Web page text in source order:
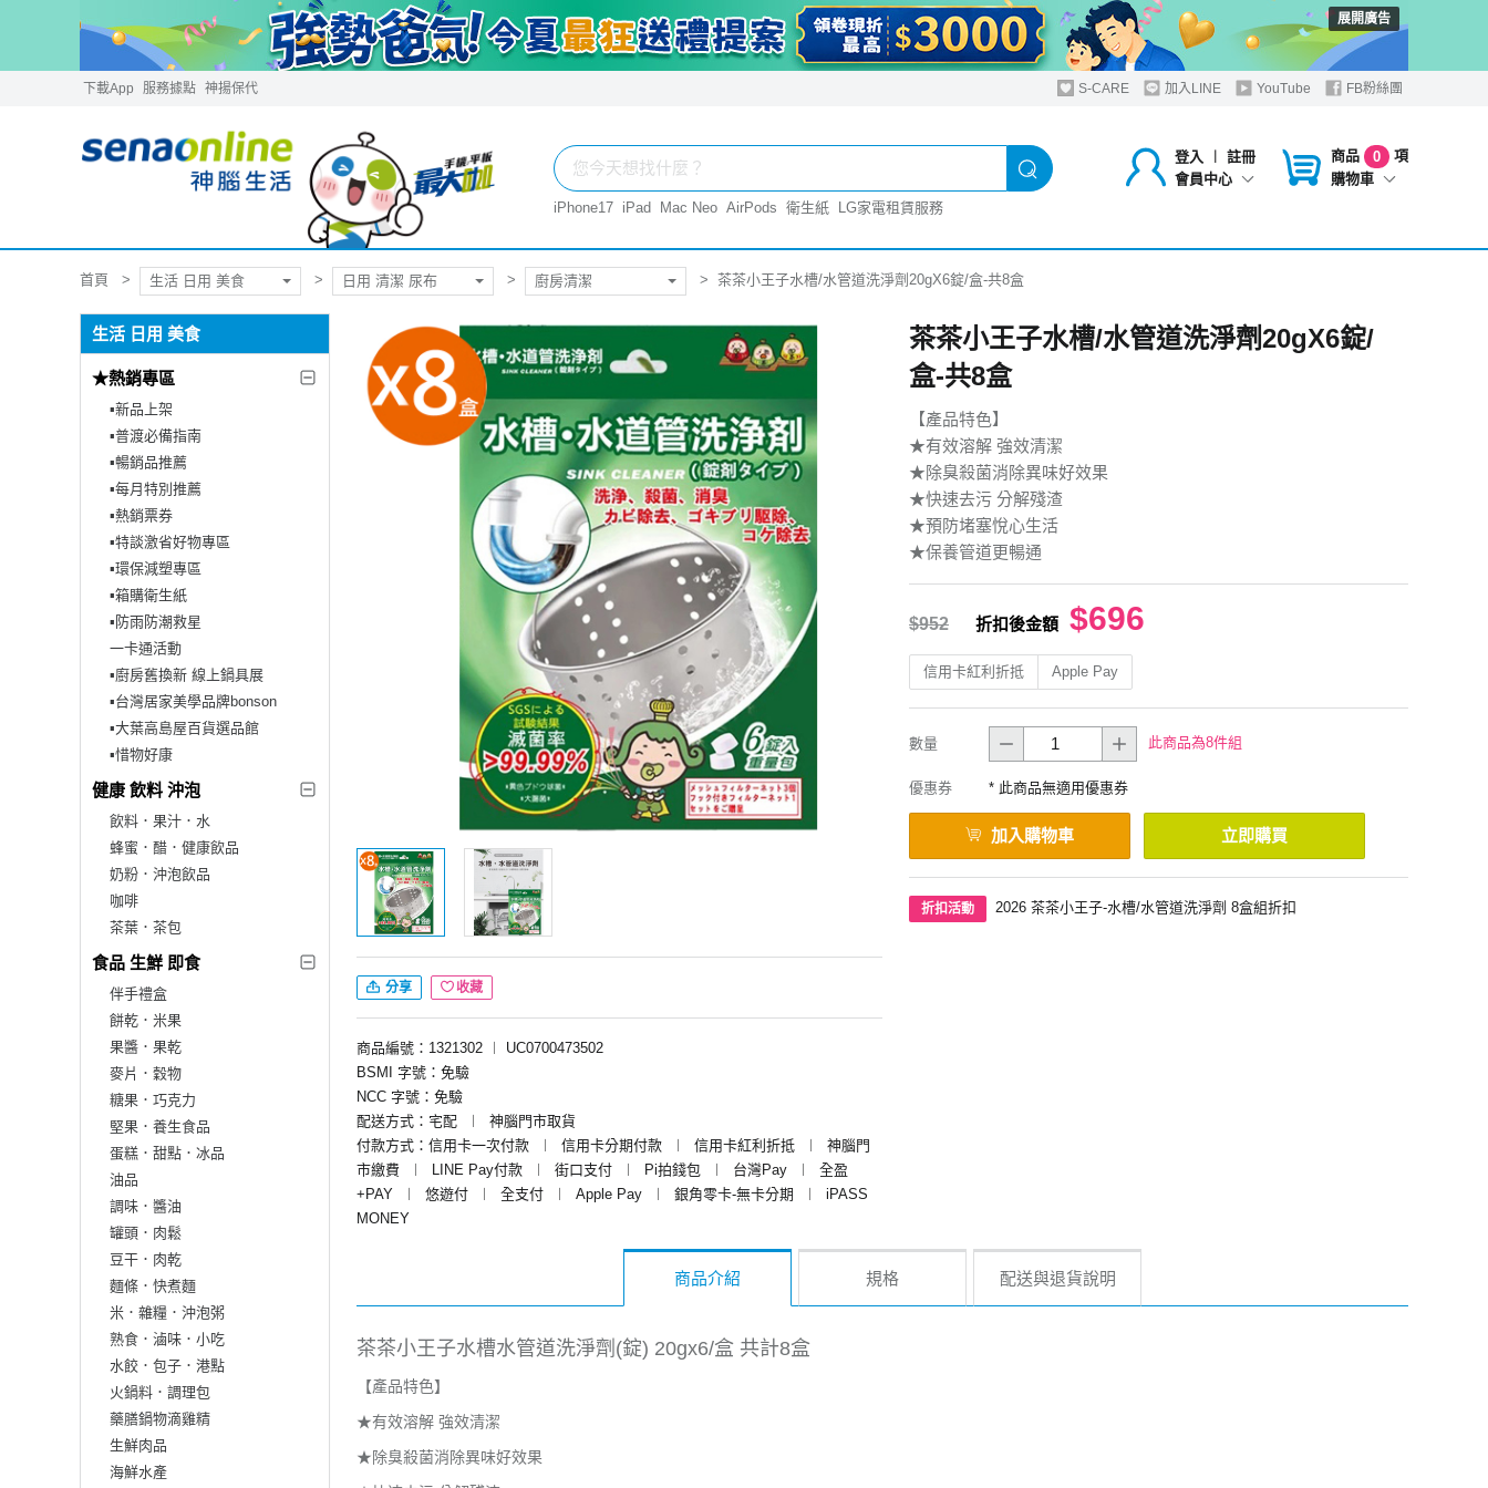
展開廣告
下載App 服務據點 神揚保代 S-CARE 加入LINE YouTube FB粉絲團
登入 ︱
註冊
會員中心
商品 0
項
購物車
iPhone17 iPad Mac Neo AirPods 衛生紙 LG家電租賃服務
首頁 生活 日用 美食 日用 清潔 尿布 廚房清潔 茶茶小王子水槽/水管道洗淨劑20gX6錠/盒-共8盒
生活 日用 美食
★熱銷專區
▪︎新品上架
▪︎普渡必備指南
▪︎暢銷品推薦
▪︎每月特別推薦
▪︎熱銷票券
▪︎特談激省好物專區
▪︎環保減塑專區
▪︎箱購衛生紙
▪︎防雨防潮救星
一卡通活動
▪︎廚房舊換新 線上鍋具展
▪︎台灣居家美學品牌bonson
▪︎大葉高島屋百貨選品館
▪︎惜物好康
健康 飲料 沖泡
飲料．果汁．水
蜂蜜．醋．健康飲品
奶粉．沖泡飲品
咖啡
茶葉．茶包
食品 生鮮 即食
伴手禮盒
餅乾．米果
果醬．果乾
麥片．穀物
糖果．巧克力
堅果．養生食品
蛋糕．甜點．冰品
油品
調味．醬油
罐頭．肉鬆
豆干．肉乾
麵條．快煮麵
米．雜糧．沖泡粥
熟食．滷味．小吃
水餃．包子．港點
火鍋料．調理包
藥膳鍋物滴雞精
生鮮肉品
海鮮水產
分享 收藏
商品編號：1321302 ︱
UC0700473502
BSMI 字號：免驗
NCC 字號：免驗
配送方式：宅配
︱
神腦門市取貨
付款方式：信用卡一次付款
︱ 信用卡分期付款 ︱ 信用卡紅利折抵 ︱
神腦門
市繳費
︱ LINE Pay付款 ︱ 街口支付 ︱ Pi拍錢包 ︱ 台灣Pay ︱
全盈
+PAY
︱ 悠遊付 ︱ 全支付 ︱ Apple Pay ︱ 銀角零卡-無卡分期 ︱
iPASS
MONEY
茶茶小王子水槽/水管道洗淨劑20gX6錠/
盒-共8盒
【產品特色】
★有效溶解 強效清潔
★除臭殺菌消除異味好效果
★快速去污 分解殘渣
★預防堵塞悅心生活
★保養管道更暢通
$952 折扣後金額 $696
信用卡紅利折抵 Apple Pay
數量 此商品為8件組
優惠券 * 此商品無適用優惠券
加入購物車 立即購買
折扣活動 2026 茶茶小王子-水槽/水管道洗淨劑 8盒組折扣
商品介紹 規格 配送與退貨說明
茶茶小王子水槽水管道洗淨劑(錠) 20gx6/盒 共計8盒
【產品特色】
★有效溶解 強效清潔
★除臭殺菌消除異味好效果